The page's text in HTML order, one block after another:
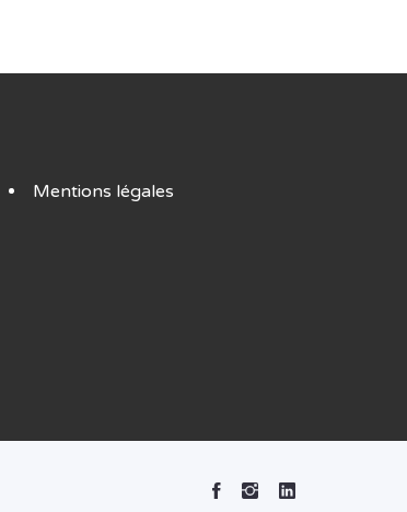
Mentions légales
Facebook
Instagram
Linked